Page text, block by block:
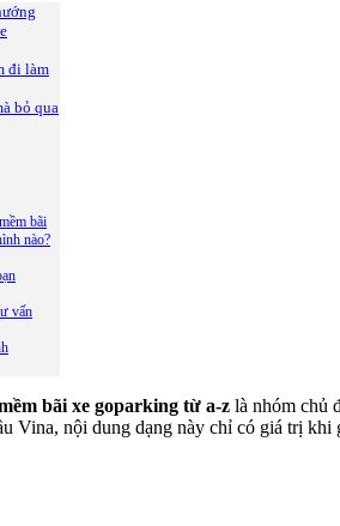
đi làm
bỏ qua
bãi
nào?
vấn
bãi xe goparking từ a-z là nhóm chủ
Vina, nội dung dạng này chỉ có giá trị